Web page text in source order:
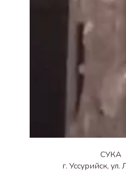
СУКА
г. Уссурийск,